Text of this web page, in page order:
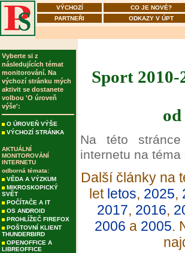
VÝCHOZÍ CO JE NOVÉ?
PARTNEŘI
ODKAZY V ÚPT
Vyberte si z
následujících témat
monitorování. Na
výchozí stránku mých
aktivit se dostanete
volbou 'O úroveň
výše':
O ÚROVEŇ VÝŠE
VÝCHOZÍ STRÁNKA
AKTUÁLNÍ
MONITOROVÁNÍ
INTERNETU
odborná témata:
VĚDA A VÝZKUM
MIKROSKOPICKÝ
SVĚT
POČÍTAČE A IT
OS ANDROID
PROHLÍŽEČ FIREFOX
POŠTOVNÍ KLIENT
THUNDERBIRD
OPENOFFICE A
LIBREOFFICE
Sport 2010-
Na této
internetu na téma
Další články na
let letos, 2025,
2017, 2016,
2006 a 2005.